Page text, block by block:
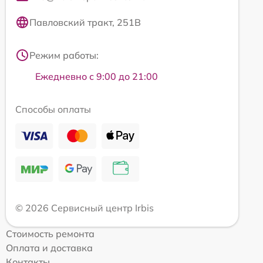
Павловский тракт, 251В
Режим работы:
Ежедневно с 9:00 до 21:00
Способы оплаты
© 2026 Сервисный центр Irbis
Стоимость ремонта
Оплата и доставка